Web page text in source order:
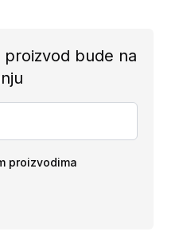
proizvod bude na
proizvodima